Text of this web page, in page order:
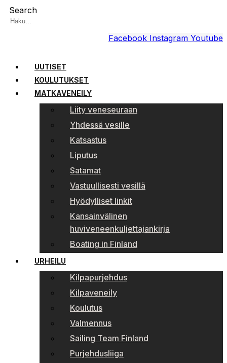
Search
Facebook Instagram Youtube
UUTISET
KOULUTUKSET
MATKAVENEILY
Liity veneseuraan
Yhdessä vesille
Katsastus
Liputus
Satamat
Vastuullisesti vesillä
Hyödylliset linkit
Kansainvälinen
huviveneenkuljettajankirja
Boating in Finland
URHEILU
Kilpapurjehdus
Kilpaveneily
Koulutus
Valmennus
Sailing Team Finland
Purjehdusliiga